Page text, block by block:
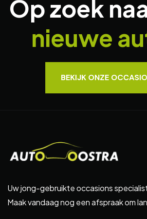
Op zoek
nieuwe
BEKIJK ONZE
Uw jong-gebruikte occasions
Maak vandaag nog een afspraak om